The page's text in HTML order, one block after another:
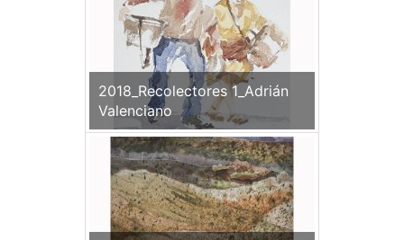
2018_Recolectores 1_Adrián
Valenciano